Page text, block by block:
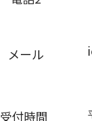
メール
受付時間